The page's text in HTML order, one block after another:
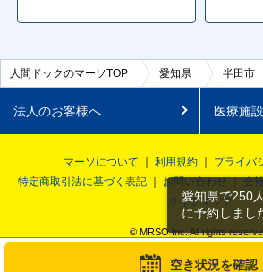
空き状況を確認
人間ドックのマーソTOP 愛知県 半田市
法人のお客様へ 医療施
マーソについて 利用規約
プライバ
特定商取引法に基づく表記
お問い合わせ 会
サイトマップ
© MRSO Inc. All rights
愛知県で250
に予約しまし